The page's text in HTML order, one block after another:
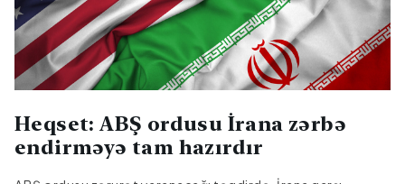
Heqset: ABŞ ordusu İrana zərbə
endirməyə tam hazırdır